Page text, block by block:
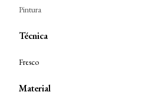
Pintura
Técnica
Fresco
Material